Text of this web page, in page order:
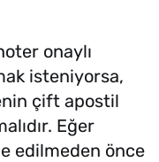
onaylı
isteniyorsa,
çift apostil
Eğer
edilmeden önce